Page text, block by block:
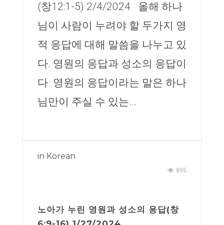
(창12:1-5) 2/4/2024 올해 하나
님이 사람이 누려야 할 두가지 영
적 응답에 대해 말씀을 나누고 있
다. 영원의 응답과 성소의 응답이
다. 영원의 응답이라는 말은 하나
님만이 주실 수 있는...
in Korean
895
노아가 누린 영원과 성소의 응답(창